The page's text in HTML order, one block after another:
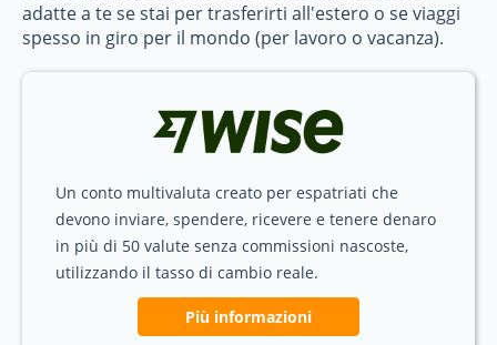
adatte a te se stai per trasferirti all'estero o se viaggi
spesso in giro per il mondo (per lavoro o vacanza).
Un conto multivaluta creato per espatriati che
devono inviare, spendere, ricevere e tenere denaro
in più di 50 valute senza commissioni nascoste,
utilizzando il tasso di cambio reale.
Più informazioni